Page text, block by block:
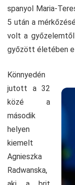
spanyol Maria-
5 után a
volt a
győzött életében
Könnyedén
jutott a 32
közé a
második
helyen
kiemelt
Agnieszka
Radwanska,